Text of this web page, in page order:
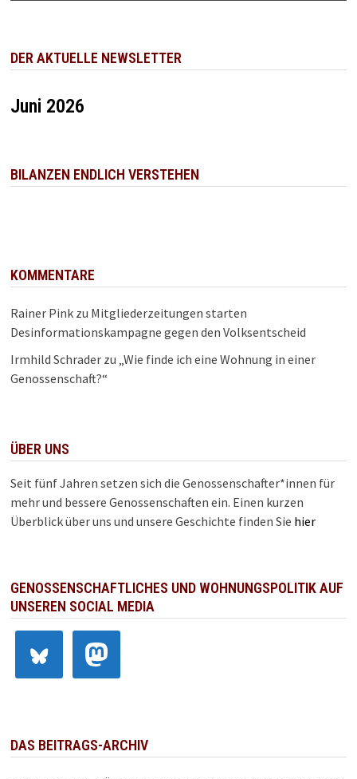
DER AKTUELLE NEWSLETTER
Juni 2026
BILANZEN ENDLICH VERSTEHEN
KOMMENTARE
Rainer Pink zu Mitgliederzeitungen starten
Desinformationskampagne gegen den Volksentscheid
Irmhild Schrader zu „Wie finde ich eine Wohnung in einer
Genossenschaft?“
ÜBER UNS
Seit fünf Jahren setzen sich die Genossenschafter*innen für
mehr und bessere Genossenschaften ein. Einen kurzen
Überblick über uns und unsere Geschichte finden Sie hier
GENOSSENSCHAFTLICHES UND WOHNUNGSPOLITIK AUF
UNSEREN SOCIAL MEDIA
DAS BEITRAGS-ARCHIV